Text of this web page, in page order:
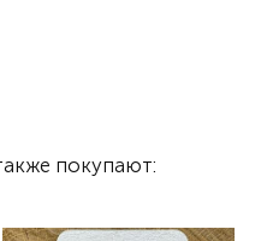
покупают: